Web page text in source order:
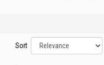
Sort